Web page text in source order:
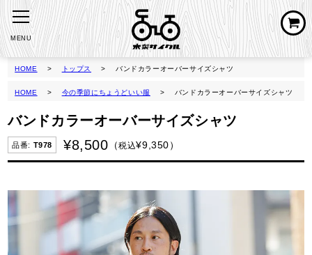
MENU
HOME トップス バンドカラーオーバーサイズシャツ
HOME 今の季節にちょうどいい服 バンドカラーオーバーサイズシャツ
バンドカラーオーバーサイズシャツ
T978 ¥8,500 ¥9,350
税込